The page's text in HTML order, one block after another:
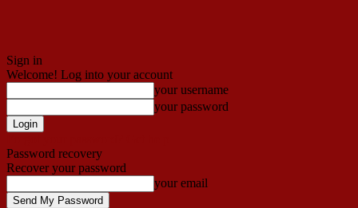
Sign in
Welcome! Log into your account
your username
your password
Password recovery
Recover your password
your email